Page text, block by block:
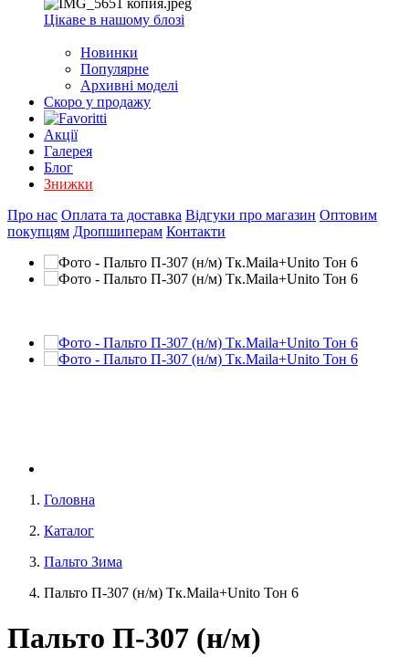
Цікаве в нашому блозі
Новинки
Популярне
Архивні моделі
Скоро у продажу
Акції
Галерея
Блог
Знижки
Про нас Оплата та доставка Відгуки про магазин Оптовим
покупцям Дропшиперам Контакти
Головна
Каталог
Пальто Зима
Пальто П-307 (н/м) Тк.Maila+Unito Тон 6
Пальто П-307 (н/м)